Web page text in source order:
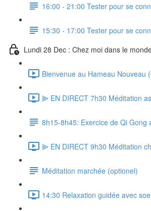
16:00 - 21:00 Tester pour se
15:30 - 17:00 Tester pour se
Lundi 28 Dec : Chez moi dans le
Bienvenue au Hameau Nouveau
⫸ EN DIRECT 7h30 Méditation
8h15-8h45: Exercice de Qi
⫸ EN DIRECT 9h30 Méditation
Méditation marchée (optionel)
14:30 Relaxation guidée avec